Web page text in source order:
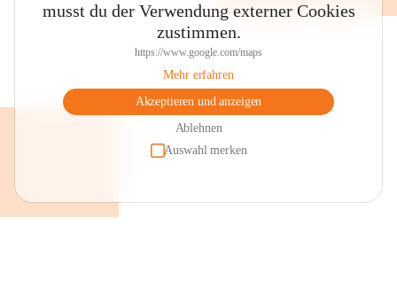
musst du der Verwendung externer Cookies
zustimmen.
https://www.google.com/maps
Mehr erfahren
Akzeptieren und anzeigen
Ablehnen
Auswahl merken